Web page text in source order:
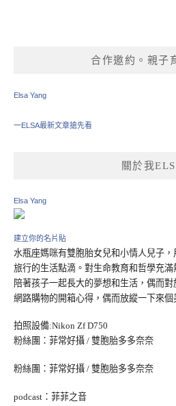
合作邀約。親子
Elsa Yang
一ELSA最新文章搶先看
關於我
Elsa Yang
建立你的名片貼
水瓶座媽咪有雙胞胎女兒和小情人兒子
旅行的生活點滴。對生命教育和哲學充
陪著孩子一起長大的夢想和生活，偶而
網路購物的開箱心得，偶而放縱一下來個
拍照設備:Nikon Zf D750
粉絲團：菲常好攝 / 雙胞胎多多奈奈
粉絲團：菲常好攝 / 雙胞胎多多奈奈
podcast：菲菲之音